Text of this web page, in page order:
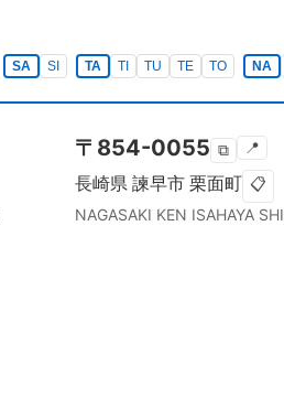
SA SI TA TI TU TE TO NA
〒 854-0055 ⧉ 📍
長崎県 諫早市 栗面町 📋
NAGASAKI KEN ISAHAYA SHI